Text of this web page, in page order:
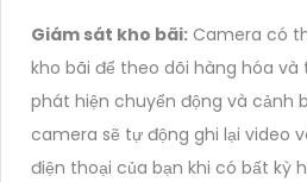
Giám sát kho bãi: Camera có
kho bãi để theo dõi hàng hóa và
phát hiện chuyển động và cảnh
camera sẽ tự động ghi lại video
điện thoại của bạn khi có bất kỳ